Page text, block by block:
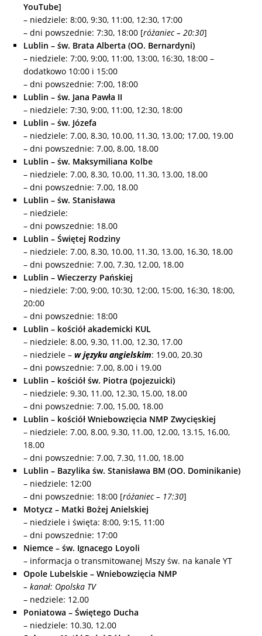
YouTube]
– niedziele: 8:00, 9:30, 11:00, 12:30, 17:00
– dni powszednie: 7:30, 18:00 [różaniec – 20:30]
Lublin – św. Brata Alberta (OO. Bernardyni)
– niedziele: 7:00, 9:00, 11:00, 13:00, 16:30, 18:00 –
dodatkowo 10:00 i 15:00
– dni powszednie: 7:00, 18:00
Lublin – św. Jana Pawła II
– niedziele: 7:30, 9:00, 11:00, 12:30, 18:00
Lublin – św. Józefa
– niedziele: 7.00, 8.30, 10.00, 11.30, 13.00; 17.00, 19.00
– dni powszednie: 7.00, 8.00, 18.00
Lublin – św. Maksymiliana Kolbe
– niedziele: 7.00, 8.30, 10.00, 11.30, 13.00, 18.00
– dni powszednie: 7.00, 18.00
Lublin – św. Stanisława
– niedziele:
– dni powszednie: 18.00
Lublin – Świętej Rodziny
– niedziele: 7.00, 8.30, 10.00, 11.30, 13.00, 16.30, 18.00
– dni powszednie: 7.00, 7.30, 12.00, 18.00
Lublin – Wieczerzy Pańskiej
– niedziele: 7:00, 9:00, 10:30, 12:00, 15:00, 16:30, 18:00,
20:00
– dni powszednie: 18:00
Lublin – kościół akademicki KUL
– niedziele: 8.00, 9.30, 11.00, 12.30, 17.00
– niedziele – w języku angielskim: 19.00, 20.30
– dni powszednie: 7.00, 8.00 i 19.00
Lublin – kościół św. Piotra (pojezuicki)
– niedziele: 9.30, 11.00, 12.30, 15.00, 18.00
– dni powszednie: 7.00, 15.00, 18.00
Lublin – kościół Wniebowzięcia NMP Zwycięskiej
– niedziele: 7.00, 8.00, 9.30, 11.00, 12.00, 13.15, 16.00,
18.00
– dni powszednie: 7.00, 7.30, 11.00, 18.00
Lublin – Bazylika św. Stanisława BM (OO. Dominikanie)
– niedziele: 12:00
– dni powszednie: 18:00 [różaniec – 17:30]
Motycz – Matki Bożej Anielskiej
– niedziele i święta: 8:00, 9:15, 11:00
– dni powszednie: 17:00
Niemce – św. Ignacego Loyoli
– informacja o transmitowanej Mszy św. na kanale YT
Opole Lubelskie – Wniebowzięcia NMP
– kanał: Opolska TV
– nedziele: 12.00
Poniatowa – Świętego Ducha
– niedziele: 10.30, 12.00